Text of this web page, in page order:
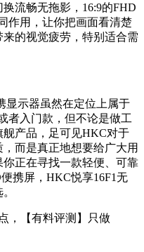
流畅无拖影，16:9的FHD
作用，让你把画面看清楚
的视觉疲劳，特别适合需
显示器虽然在定位上属于
者入门款，但不论是做工
产品，足可见HKC对于
而是真正地想要给广大用
正在寻找一款轻便、可靠
携屏，HKC悦享16F1无
，【有料评测】只做